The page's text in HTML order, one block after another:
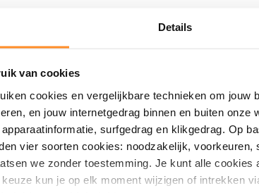
Details
van cookies
cookies en vergelijkbare technieken om jouw
en jouw internetgedrag binnen en buiten onze
surfgedrag en klikgedrag. Op
vier soorten cookies: noodzakelijk, voorkeuren,
we zonder toestemming. Je kunt alle
kun je op elk moment wijzigen of intrekken